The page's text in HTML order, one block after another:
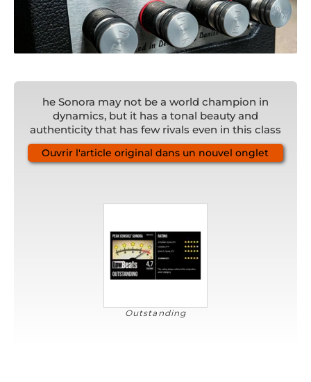
he Sonora may not be a world champion in
dynamics, but it has a tonal beauty and
authenticity that has few rivals even in this class
Ouvrir l'article original dans un nouvel onglet
Outstanding